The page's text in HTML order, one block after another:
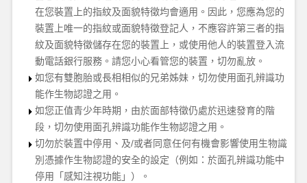
在您裝置上的指紋及面貌特徵均會適用。因此，您應為您的
裝置上唯一的指紋或面貌特徵登記人，不應容許第三者的指
紋及面貌特徵儲存在您的裝置上，或使用他人的裝置登入流
動電話銀行服務。 請您小心看管您的裝置，切勿亂放。
如您有雙胞胎或長相相似的兄弟姊妹，切勿使用面孔辨識功
能作生物認證之用。
如您正值青少年時期，由於面部特徵仍處於迅速發育的階
段，切勿使用面孔辨識功能作生物認證之用。
切勿於裝置中停用、及/或者同意任何有機會影響使用生物識
別憑據作生物認證的安全的設定 （例如：於面孔辨識功能中
停用「感知注視功能」 ） 。